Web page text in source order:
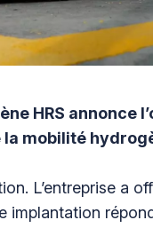
HRS annonce
mobilité
L’entreprise a
implantation